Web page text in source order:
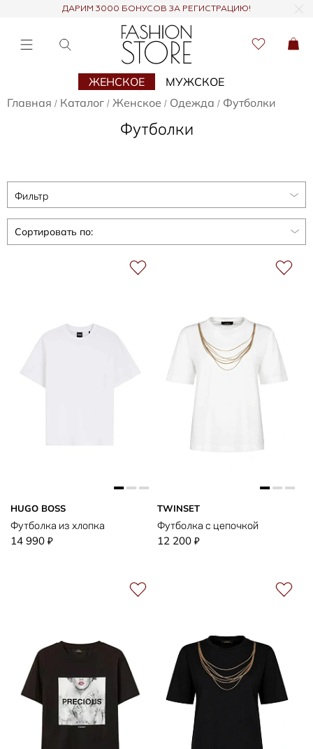
ДАРИМ 3000 БОНУСОВ ЗА РЕГИСТРАЦИЮ!
ЖЕНСКОЕ
МУЖСКОЕ
Главная / Каталог / Женское / Одежда / Футболки
Футболки
Фильтр
Сортировать по:
HUGO BOSS
Футболка из хлопка
14 990 ₽
TWINSET
Футболка с цепочкой
12 200 ₽